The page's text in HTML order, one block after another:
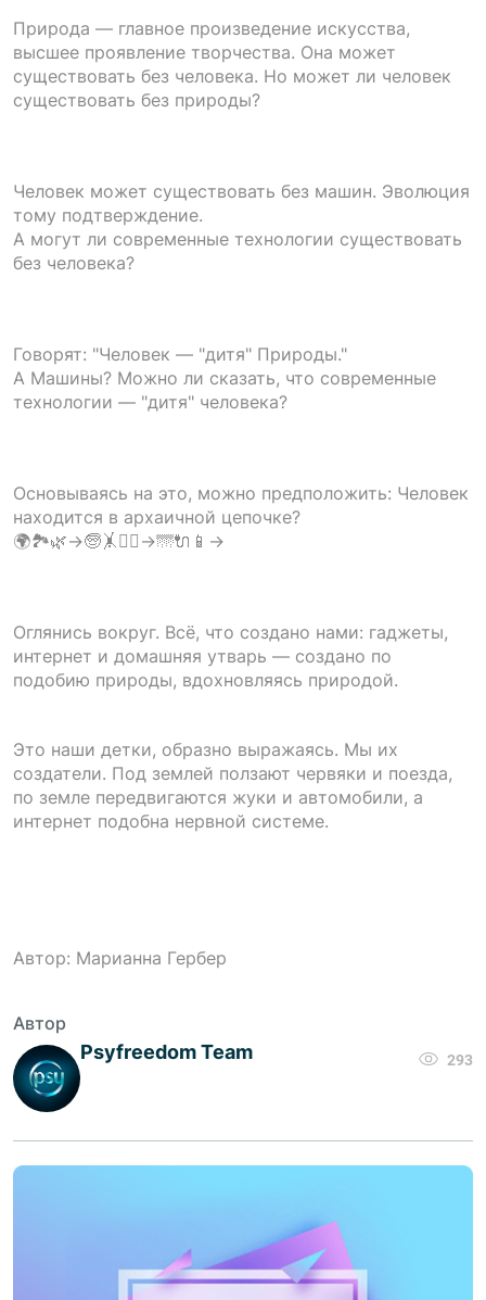
Природа — главное произведение искусства,
высшее проявление творчества. Она может
существовать без человека. Но может ли человек
существовать без природы?
Человек может существовать без машин. Эволюция
тому подтверждение.
А могут ли современные технологии существовать
без человека?
Говорят: "Человек — "дитя" Природы."
А Машины? Можно ли сказать, что современные
технологии — "дитя" человека?
Основываясь на это, можно предположить: Человек
находится в архаичной цепочке?
🌍🏞️🌿→🧓🤸🧍‍♀️→🌁🔌📱→
Оглянись вокруг. Всё, что создано нами: гаджеты,
интернет и домашняя утварь — создано по
подобию природы, вдохновляясь природой.
Это наши детки, образно выражаясь. Мы их
создатели. Под землей ползают червяки и поезда,
по земле передвигаются жуки и автомобили, а
интернет подобна нервной системе.
Автор: Марианна Гербер
Автор
Psyfreedom Team 293